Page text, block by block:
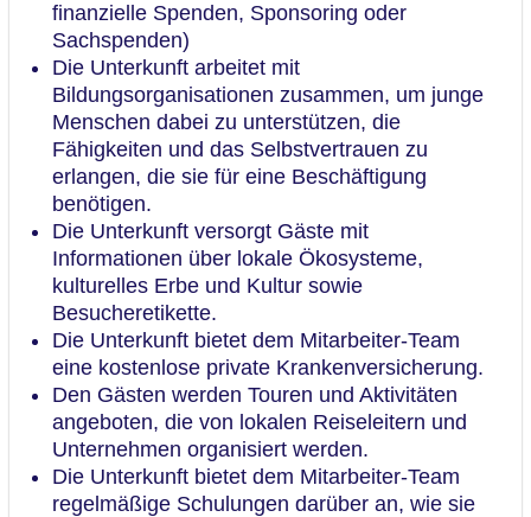
finanzielle Spenden, Sponsoring oder
Sachspenden)
Die Unterkunft arbeitet mit
Bildungsorganisationen zusammen, um junge
Menschen dabei zu unterstützen, die
Fähigkeiten und das Selbstvertrauen zu
erlangen, die sie für eine Beschäftigung
benötigen.
Die Unterkunft versorgt Gäste mit
Informationen über lokale Ökosysteme,
kulturelles Erbe und Kultur sowie
Besucheretikette.
Die Unterkunft bietet dem Mitarbeiter-Team
eine kostenlose private Krankenversicherung.
Den Gästen werden Touren und Aktivitäten
angeboten, die von lokalen Reiseleitern und
Unternehmen organisiert werden.
Die Unterkunft bietet dem Mitarbeiter-Team
regelmäßige Schulungen darüber an, wie sie